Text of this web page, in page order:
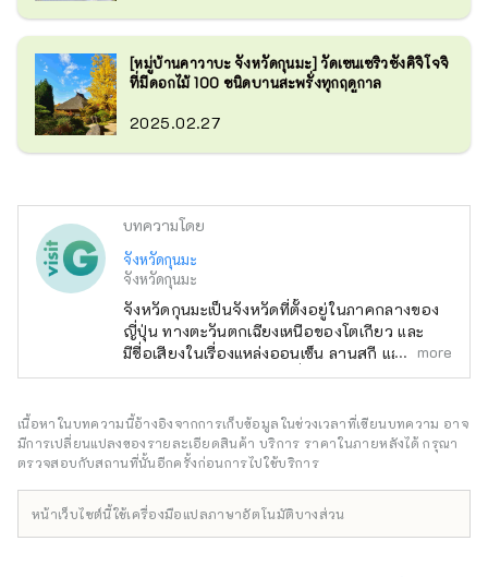
[หมู่บ้านคาวาบะ จังหวัดกุนมะ] วัดเซนเซริวซังคิจิโจจิ
ที่มีดอกไม้ 100 ชนิดบานสะพรั่งทุกฤดูกาล
2025.02.27
บทความโดย
จังหวัดกุนมะ
จังหวัดกุนมะ
จังหวัดกุนมะเป็นจังหวัดที่ตั้งอยู่ในภาคกลางของ
ญี่ปุ่น ทางตะวันตกเฉียงเหนือของโตเกียว และ
มีชื่อเสียงในเรื่องแหล่งออนเซ็น ลานสกี และ
ธรรมชาติอันอุดมสมบูรณ์ที่สามารถเพลิดเพลินได้
สนใจหลายแห่งที่รายล้อมไปด้วยธรรมชาติที่
สวยงาม เช่น ภูเขา พื้นที่ชุ่มน้ำ และทะเลสาบ
ทำให้เหมาะสำหรับผู้ที่ต้องการพักผ่อนและหลีกหนี
ต้องการเพลิดเพลินกับกิจกรรมกลางแจ้ง คุณ
more
เนื้อหาในบทความนี้อ้างอิงจากการเก็บข้อมูลในช่วงเวลาที่เขียนบทความ อาจ
มีการเปลี่ยนแปลงของรายละเอียดสินค้า บริการ ราคาในภายหลังได้ กรุณา
ตรวจสอบกับสถานที่นั้นอีกครั้งก่อนการไปใช้บริการ
หน้าเว็บไซต์นี้ใช้เครื่องมือแปลภาษาอัตโนมัติบางส่วน